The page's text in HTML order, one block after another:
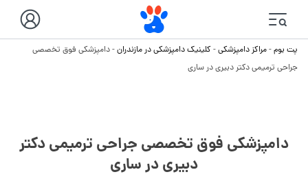
پت بوم-مراکز دامپزشکی-کلینیک دامپزشکی در مازندران-دامپزشکی فوق تخصصی
جراحی ترمیمی دکتر دبیری در ساری
دامپزشکی فوق تخصصی جراحی ترمیمی دکتر
دبیری در ساری